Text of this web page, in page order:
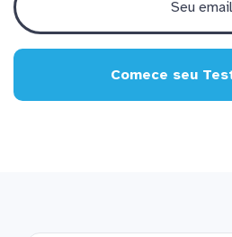
Comece seu